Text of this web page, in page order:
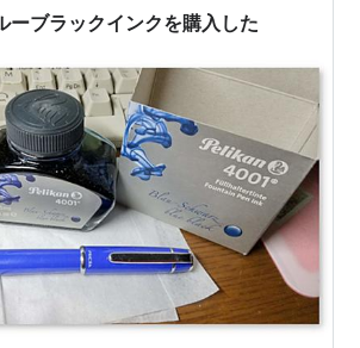
ーブラックインクを購入した